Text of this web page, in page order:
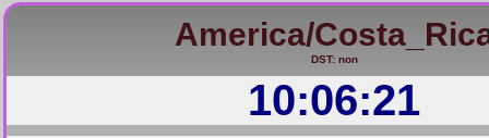
America/
DST: non
10:06:22